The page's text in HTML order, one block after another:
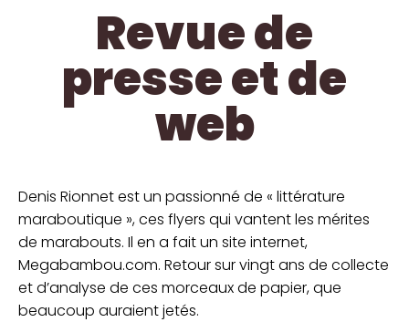
Revue de
presse et de
web
Denis Rionnet est un passionné de « littérature
maraboutique », ces flyers qui vantent les mérites
de marabouts. Il en a fait un site internet,
Megabambou.com. Retour sur vingt ans de collecte
et d’analyse de ces morceaux de papier, que
beaucoup auraient jetés.